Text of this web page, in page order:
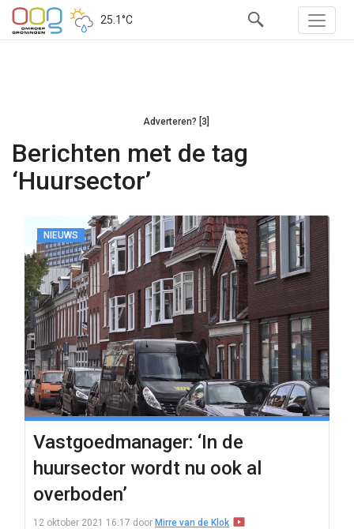
25.1°C
Adverteren? [3]
Berichten met de tag
‘Huursector’
NIEUWS
Vastgoedmanager: ‘In de
huursector wordt nu ook al
overboden’
12 oktober 2021 16:17 door Mirre van de Klok